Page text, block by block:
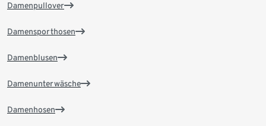
Damenpullover
Damensporthosen
Damenblusen
Damenunterwäsche
Damenhosen